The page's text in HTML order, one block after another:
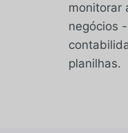
monitorar
negócios
planilhas.